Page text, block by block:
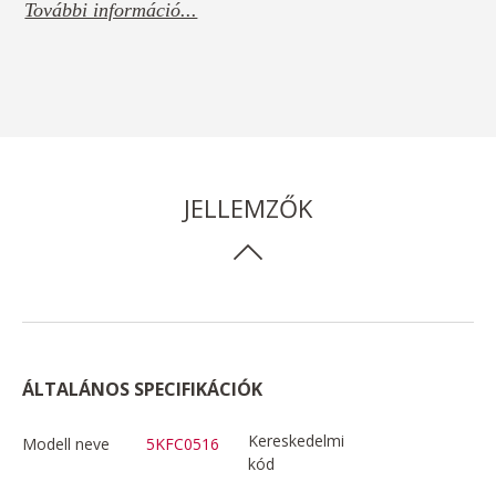
További információ...
JELLEMZŐK
ÁLTALÁNOS SPECIFIKÁCIÓK
Modell neve 5KFC0516
Kereskedelmi
kód